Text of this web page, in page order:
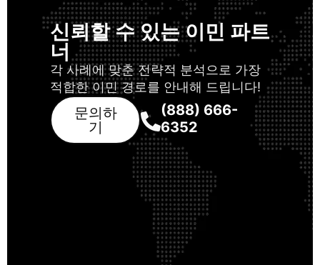
신뢰할 수 있는 이민 파트
너
각 사례에 맞춘 전략적 분석으로 가장
적합한 이민 경로를 안내해 드립니다!
문의하
기
(888) 666-
6352